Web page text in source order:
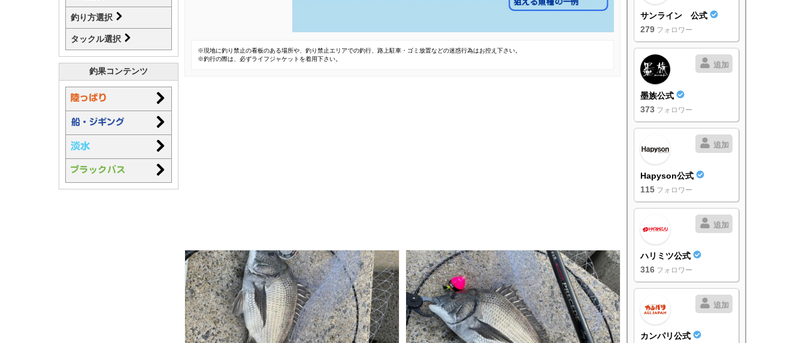
釣り方選択
タックル選択
釣果コンテンツ
※現地に釣り禁止の看板のある場所や、釣り禁止エリアでの釣行、路上駐車・ゴミ放置などの迷惑行為はお控え下さい。
※釣行の際は、必ずライフジャケットを着用下さい。
サンライン 公式
279 フォロワー
追加
墨族公式
373 フォロワー
追加
Hapyson公式
115 フォロワー
追加
ハリミツ公式
316 フォロワー
追加
カンパリ公式